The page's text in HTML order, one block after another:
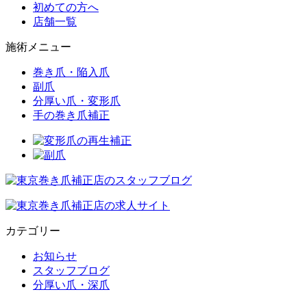
初めての方へ
店舗一覧
施術メニュー
巻き爪・陥入爪
副爪
分厚い爪・変形爪
手の巻き爪補正
カテゴリー
お知らせ
スタッフブログ
分厚い爪・深爪